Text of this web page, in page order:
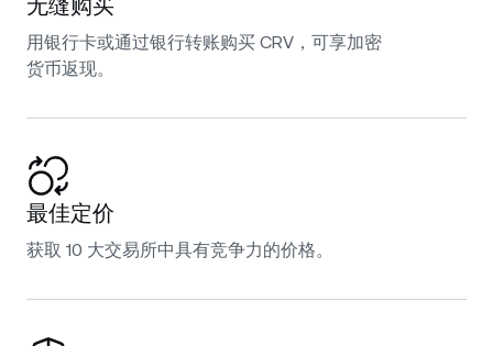
无缝购买
用银行卡或通过银行转账购买 CRV，可享加密
货币返现。
最佳定价
获取 10 大交易所中具有竞争力的价格。